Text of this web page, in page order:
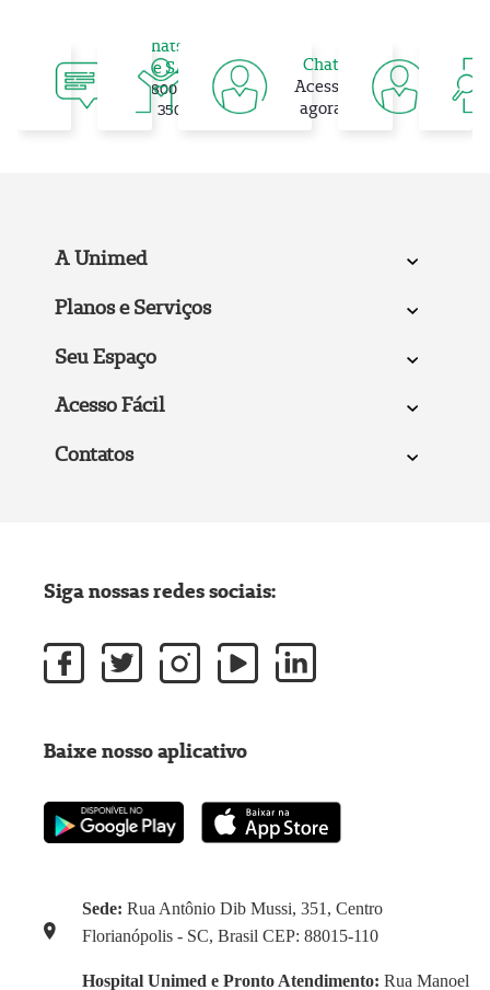
WhatsApp
e SAC
0800 048
3500
App
Cliente
UGF
Chat
Acesse
agora
A Unimed
Planos e Serviços
Seu Espaço
Acesso Fácil
Contatos
Sede: Rua Antônio Dib Mussi, 351, Centro
Florianópolis - SC, Brasil CEP: 88015-110
Hospital Unimed e Pronto Atendimento: Rua Manoel
Siga nossas redes sociais:
Baixe nosso aplicativo